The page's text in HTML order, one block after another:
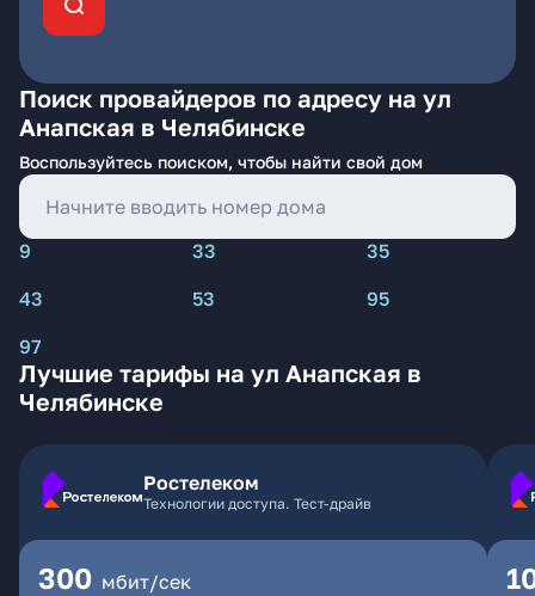
Поиск провайдеров по адресу на ул
Анапская в Челябинске
Воспользуйтесь поиском, чтобы найти свой дом
9 33
35
43
53
95
97
Лучшие тарифы на ул Анапская в
Челябинске
Ростелеком
Технологии доступа. Тест-драйв
300 мбит/сек